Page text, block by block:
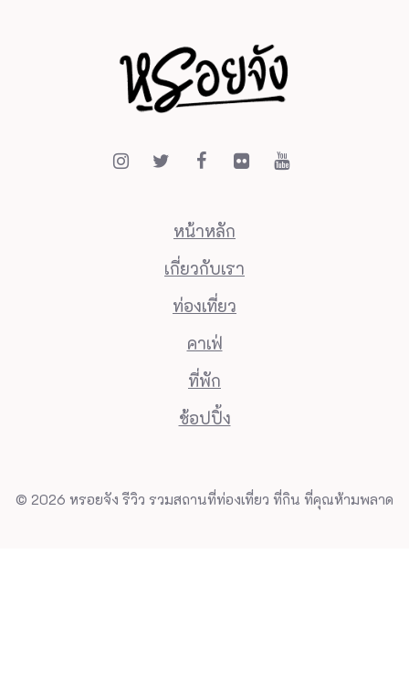
หน้าหลัก
เกี่ยวกับเรา
ท่องเที่ยว
คาเฟ่
ที่พัก
ช้อปปิ้ง
© 2026 หรอยจัง รีวิว รวมสถานที่ท่องเที่ยว ที่กิน ที่คุณห้ามพลาด